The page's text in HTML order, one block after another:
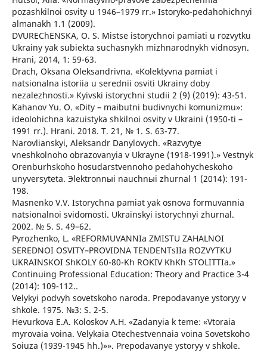
pozashkilnoi osvity u 1946–1979 rr.» Istoryko-pedahohichnyi
almanakh 1.1 (2009).
DVUREChENSKA, O. S. Mistse istorychnoi pamiati u rozvytku
Ukrainy yak subiekta suchasnykh mizhnarodnykh vidnosyn.
Hrani, 2014, 1: 59-63.
Drach, Oksana Oleksandrivna. «Kolektyvna pamiat i
natsionalna istoriia u serednii osviti Ukrainy doby
nezalezhnosti.» Kyivski istorychni studii 2 (9) (2019): 43-51.
Kahanov Yu. O. «Dity – maibutni budivnychi komunizmu»:
ideolohichna kazuistyka shkilnoi osvity v Ukraini (1950-ti –
1991 rr.). Hrani. 2018. T. 21, № 1. S. 63-77.
Narovlianskyi, Aleksandr Danylovych. «Razvytye
vneshkolnoho obrazovanyia v Ukrayne (1918-1991).» Vestnyk
Orenburhskoho hosudarstvennoho pedahohycheskoho
unyversyteta. Эlektronnыi nauchnыi zhurnal 1 (2014): 191-
198.
Masnenko V.V. Istorychna pamiat yak osnova formuvannia
natsionalnoi svidomosti. Ukrainskyi istorychnyi zhurnal.
2002. № 5. S. 49–62.
Pyrozhenko, L. «REFORMUVANNIa ZMISTU ZAHALNOI
SEREDNOI OSVITY–PROVIDNA TENDENTsIIa ROZVYTKU
UKRAINSKOI ShKOLY 60-80-Kh ROKIV KhKh STOLITTIa.»
Continuing Professional Education: Theory and Practice 3-4
(2014): 109-112..
Velykyi podvyh sovetskoho naroda. Prepodavanye ystoryy v
shkole. 1975. №3: S. 2-5.
Hevurkova E.A. Koloskov A.H. «Zadanyia k teme: «Vtoraia
myrovaia voina. Velykaia Otechestvennaia voina Sovetskoho
Soiuza (1939-1945 hh.)»». Prepodavanye ystoryy v shkole.